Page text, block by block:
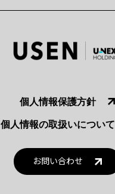
個人情報保護方針
個人情報の取扱いについて
お問い合わせ